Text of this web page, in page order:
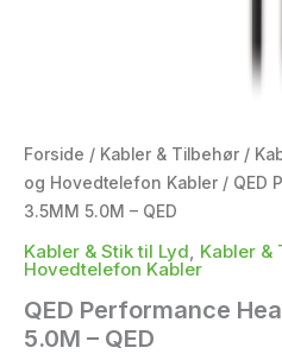
Forside / Kabler & Tilbehør /
og Hovedtelefon Kabler / QED
3.5MM 5.0M – QED
Kabler & Stik til Lyd Kabler &
Hovedtelefon Kabler
QED Performance
5.0M – QED